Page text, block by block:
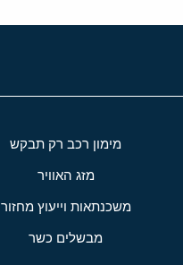
מימון רכב רק תבקש
מזג האוויר
משכנתאות וייעוץ מחזור
מבשלים כשר